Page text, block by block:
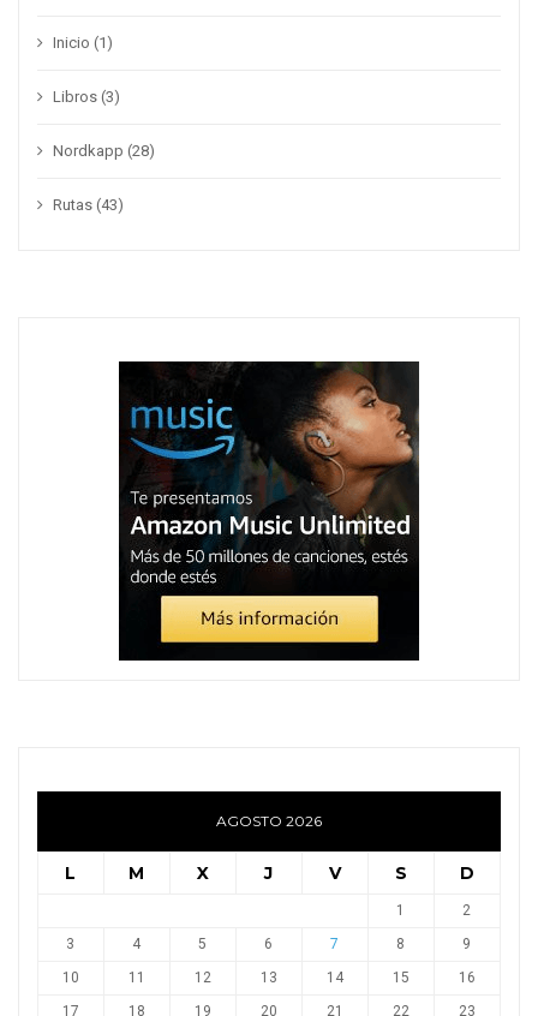
Inicio (1)
Libros (3)
Nordkapp (28)
Rutas (43)
AGOSTO 2026
L M X J V S D
1
2
3
4 5 6 7 8
9
10
11 12 13 14 15
16
17
18 19 20 21 22 23